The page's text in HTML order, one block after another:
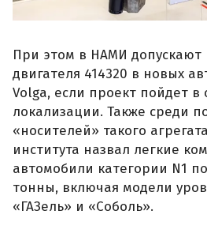
При этом в НАМИ
двигателя 414320 в новых
Volga, если проект пойдет в
локализации. Также среди
«носителей» такого
института назвал легкие
автомобили категории N1
тонны, включая модели
«ГАЗель» и «Соболь».